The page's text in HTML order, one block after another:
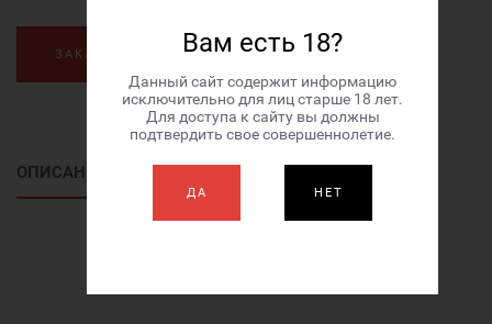
ЗАКАЗАТЬ
ОПИСАНИЕ ТОВАРА
Вам есть 18?
Данный сайт содержит информацию
исключительно для лиц старше 18 лет.
Для доступа к сайту вы должны
подтвердить свое совершеннолетие.
ДА НЕТ